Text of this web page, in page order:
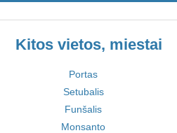
Kitos vietos, miestai
Portas
Setubalis
Funšalis
Monsanto